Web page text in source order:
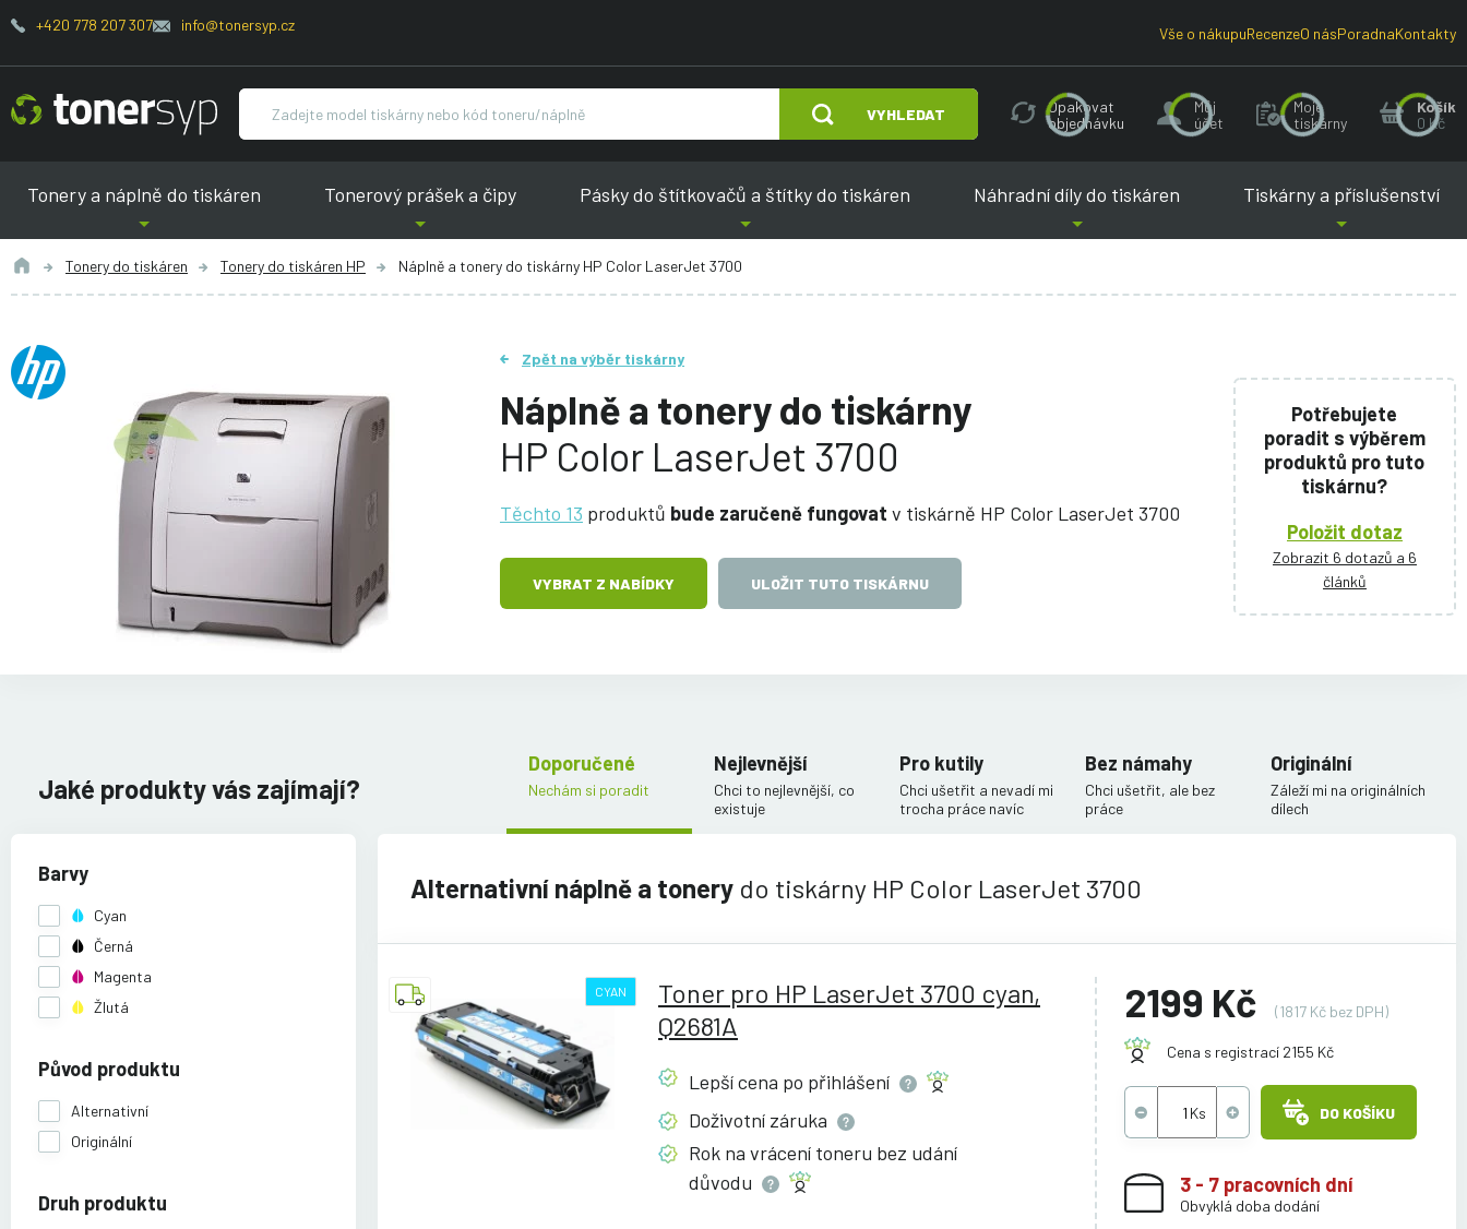
+420 778 207 307 info@tonersyp.cz Vše o nákupuRecenzeO násPoradnaKontakty
VYHLEDAT
Opakovat
objednávku
Můj
účet
Moje
tiskárny
Košík
0 Kč
Tonery a náplně do tiskáren Tonerový prášek a čipy Pásky do štítkovačů a štítky do tiskáren Náhradní díly do tiskáren Tiskárny a příslušenství
Tonery do tiskáren Tonery do tiskáren HP Náplně a tonery do tiskárny HP Color LaserJet 3700
Zpět na výběr tiskárny
Náplně a tonery do tiskárny
HP Color LaserJet 3700
Těchto 13 produktů bude zaručeně fungovat v tiskárně HP Color LaserJet 3700
VYBRAT Z NABÍDKY ULOŽIT TUTO TISKÁRNU
Potřebujete
poradit s výběrem
produktů pro tuto
tiskárnu?
Položit dotaz
Zobrazit 6 dotazů a 6
článků
Jaké produkty vás zajímají?
Barvy
Cyan
Černá
Magenta
Žlutá
Původ produktu
Alternativní
Originální
Druh produktu
Doporučené
Nechám si poradit
Nejlevnější
Chci to nejlevnější, co
existuje
Pro kutily
Chci ušetřit a nevadí mi
trocha práce navíc
Bez námahy
Chci ušetřit, ale bez
práce
Originální
Záleží mi na originálních
dílech
Alternativní náplně a tonery do tiskárny HP Color LaserJet 3700
CYAN
Toner pro HP LaserJet 3700 cyan,
Q2681A
Lepší cena po přihlášení
Doživotní záruka
Rok na vrácení toneru bez udání
důvodu
2199 Kč (1817 Kč bez DPH)
Cena s registrací 2155 Kč
DO KOŠÍKU
3 - 7 pracovních dní
Obvyklá doba dodání